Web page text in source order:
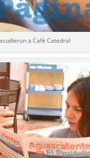
a Café Catedral